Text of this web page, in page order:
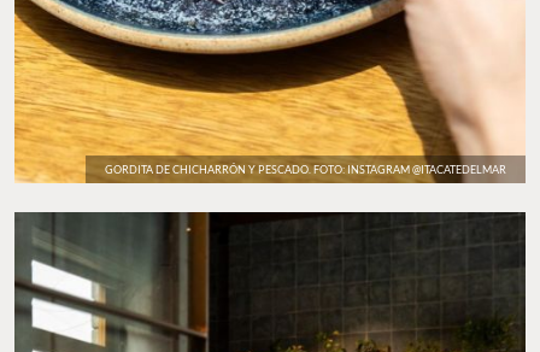
GORDITA DE CHICHARRÓN Y PESCADO. FOTO: INSTAGRAM @ITACATEDELMAR